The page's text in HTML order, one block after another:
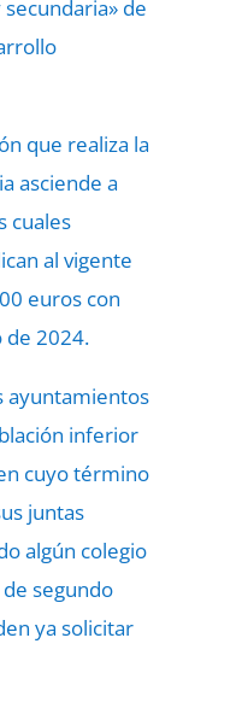
de
que realiza la
asciende a
cuales
al vigente
euros con
de 2024.
ayuntamientos
inferior
cuyo término
juntas
algún colegio
segundo
ya solicitar